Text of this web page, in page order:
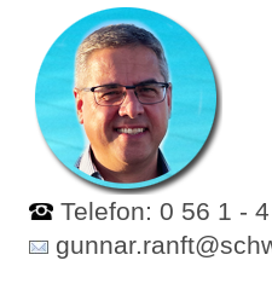
Telefon: 0 56 1 -